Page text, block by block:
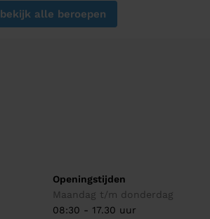
bekijk alle beroepen
Openingstijden
Maandag t/m donderdag
08:30 - 17.30 uur